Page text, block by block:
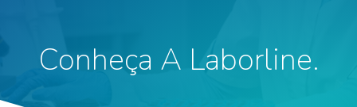
Conheça A Laborline.